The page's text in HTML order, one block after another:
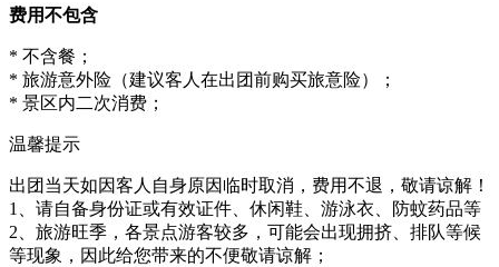
费用不包含
* 不含餐；
* 旅游意外险（建议客人在出团前购买旅意险）；
* 景区内二次消费；
温馨提示
出团当天如因客人自身原因临时取消，费用不退，敬请谅解！
1、请自备身份证或有效证件、休闲鞋、游泳衣、防蚊药品等
2、旅游旺季，各景点游客较多，可能会出现拥挤、排队等候
等现象，因此给您带来的不便敬请谅解；